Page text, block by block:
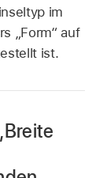
im
„Form“ auf
ist.